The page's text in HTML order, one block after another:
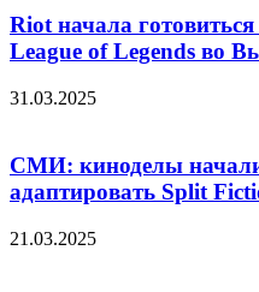
Riot начала
League of Legends во
31.03.2025
СМИ: киноделы
адаптировать Split
21.03.2025